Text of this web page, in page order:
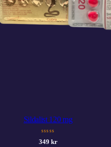
Sildalist 120 mg
sssss
349 kr